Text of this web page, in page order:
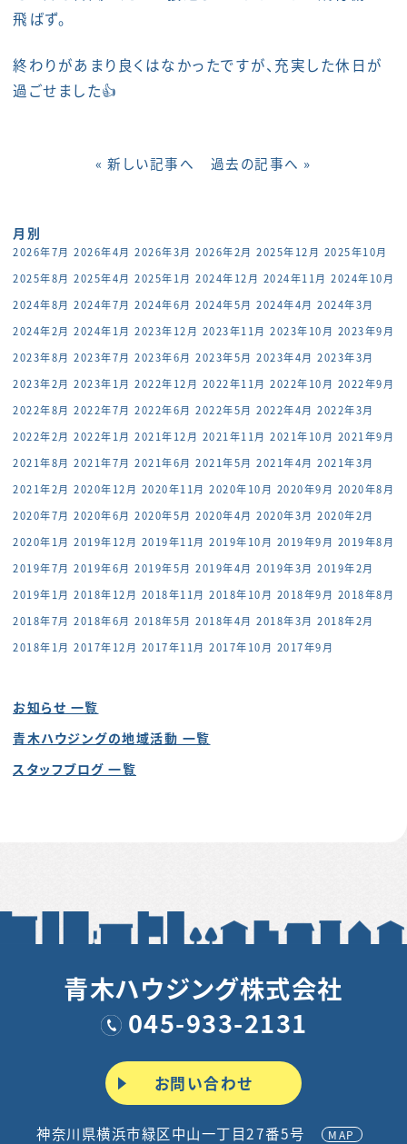
飛ばず。
終わりがあまり良くはなかったですが、充実した休日が
過ごせました👍
« 新しい記事へ 過去の記事へ »
月別
2026年7月 2026年4月 2026年3月 2026年2月 2025年12月 2025年10月
2025年8月 2025年4月 2025年1月 2024年12月 2024年11月 2024年10月
2024年8月 2024年7月 2024年6月 2024年5月 2024年4月 2024年3月
2024年2月 2024年1月 2023年12月 2023年11月 2023年10月 2023年9月
2023年8月 2023年7月 2023年6月 2023年5月 2023年4月 2023年3月
2023年2月 2023年1月 2022年12月 2022年11月 2022年10月 2022年9月
2022年8月 2022年7月 2022年6月 2022年5月 2022年4月 2022年3月
2022年2月 2022年1月 2021年12月 2021年11月 2021年10月 2021年9月
2021年8月 2021年7月 2021年6月 2021年5月 2021年4月 2021年3月
2021年2月 2020年12月 2020年11月 2020年10月 2020年9月 2020年8月
2020年7月 2020年6月 2020年5月 2020年4月 2020年3月 2020年2月
2020年1月 2019年12月 2019年11月 2019年10月 2019年9月 2019年8月
2019年7月 2019年6月 2019年5月 2019年4月 2019年3月 2019年2月
2019年1月 2018年12月 2018年11月 2018年10月 2018年9月 2018年8月
2018年7月 2018年6月 2018年5月 2018年4月 2018年3月 2018年2月
2018年1月 2017年12月 2017年11月 2017年10月 2017年9月
お知らせ 一覧
青木ハウジングの地域活動 一覧
スタッフブログ 一覧
青木ハウジング株式会社
045-933-2131
お問い合わせ
神奈川県横浜市緑区中山一丁目27番5号 MAP